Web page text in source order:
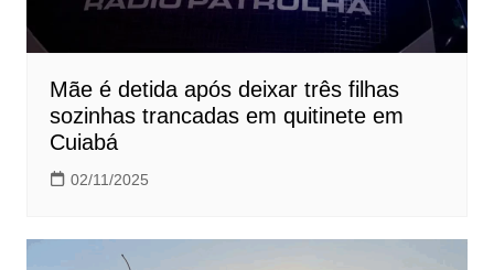
Mãe é detida após deixar três filhas
sozinhas trancadas em quitinete em
Cuiabá
02/11/2025